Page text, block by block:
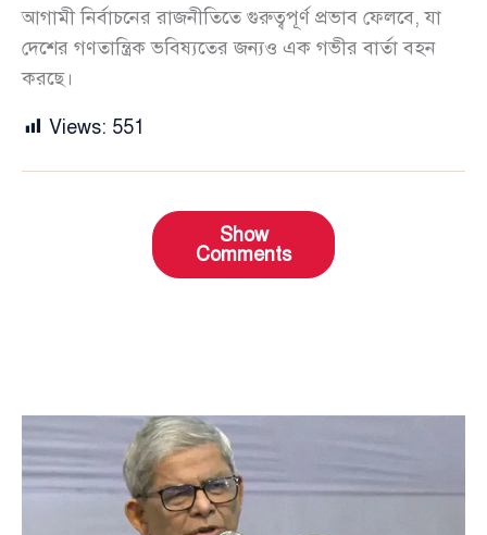
আগামী নির্বাচনের রাজনীতিতে গুরুত্বপূর্ণ প্রভাব ফেলবে, যা
দেশের গণতান্ত্রিক ভবিষ্যতের জন্যও এক গভীর বার্তা বহন
করছে।
Views: 551
Show
Comments